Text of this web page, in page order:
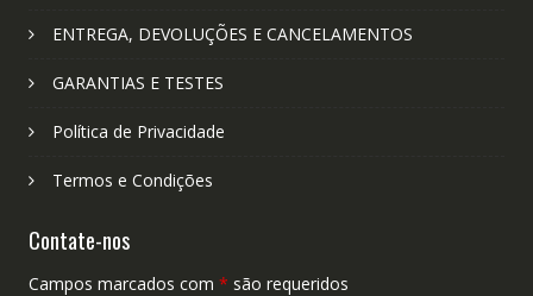
ENTREGA, DEVOLUÇÕES E CANCELAMENTOS
GARANTIAS E TESTES
Política de Privacidade
Termos e Condições
Contate-nos
Campos marcados com * são requeridos